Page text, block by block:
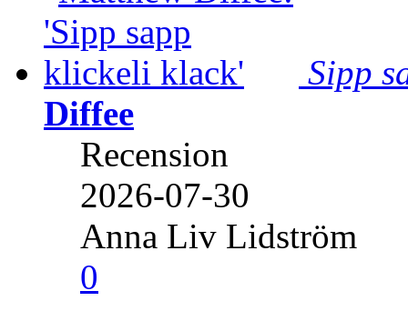
Sipp
Diffee
Recension
2026-07-30
Anna Liv Lidström
0